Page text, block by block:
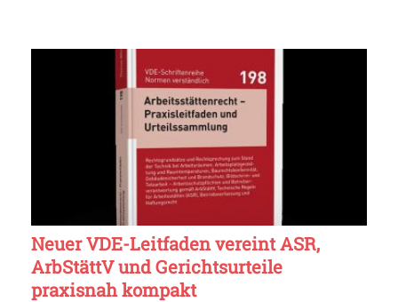
Neuer VDE-Leitfaden vereint ASR,
ArbStättV und Gerichtsurteile
praxisnah kompakt